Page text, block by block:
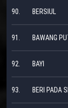
90. BERSIUL
91. BAWANG
92. BAYI
93. BERI PADA